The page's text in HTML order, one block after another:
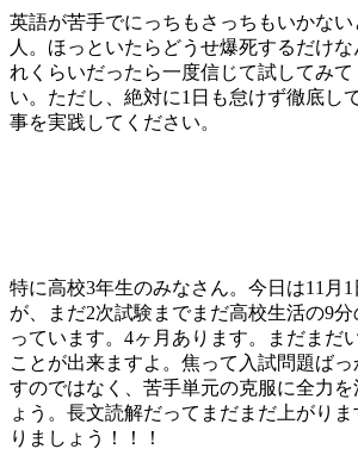
英語が苦手でにっちもさっちもいかない
人。ほっといたらどうせ爆死するだけな
れくらいだったら一度信じて試してみて
い。ただし、絶対に1日も怠けず徹底し
事を実践してください。
特に高校3年生のみなさん。今日は11月1
が、まだ2次試験までまだ高校生活の9分
っています。4ヶ月あります。まだまだ
ことが出来ますよ。焦って入試問題ばっ
すのではなく、苦手単元の克服に全力を
ょう。長文読解だってまだまだ上がり
りましょう！！！